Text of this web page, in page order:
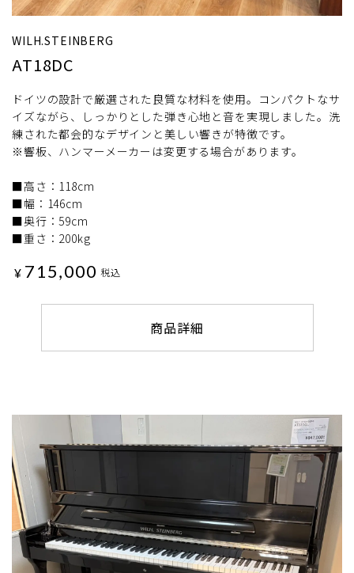
WILH.STEINBERG
AT18DC
ドイツの設計で厳選された良質な材料を使用。コンパクトなサ
イズながら、しっかりとした弾き心地と音を実現しました。洗
練された都会的なデザインと美しい響きが特徴です。
※響板、ハンマーメーカーは変更する場合があります。
■高さ：118cm
■幅：146cm
■奥行：59cm
■重さ：200kg
¥ 715,000 税込
商品詳細